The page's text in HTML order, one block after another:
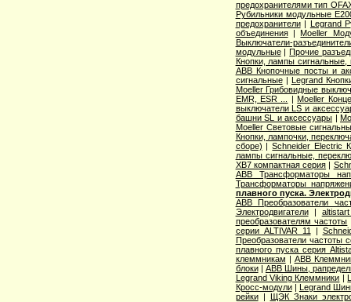
предохранителями тип
Рубильники модульные
предохранители| Legrand
объединения|Moeller
Выключатели-
модульные|Прочие
Кнопки, лампы сигнальные,
ABB Кнопочные посты и
сигнальные| Legrand
Moeller Грибовидные
EMR, ESR ...
|Moeller
выключатели LS и
башни SL и аксессуары |
Moeller Световые
Кнопки, лампочки,
сборе) |Schneider Electric
лампы сигнальные,
XB7 компактная серия |
ABB Трансформаторы
Трансформаторы
плавного пуска.
ABB Преобразователи
Электродвигатели|
преобразователям частоты
серии ALTIVAR 11
|
Преобразователи частоты
плавного пуска серия
клеммникам | ABB
блоки| ABB Шины,
Legrand Viking Клеммники |
Кросс-модули| Legrand
рейки| ЩЭК Знаки